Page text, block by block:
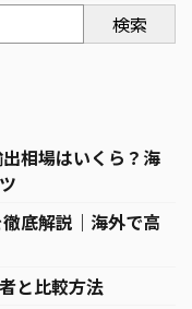
検索
相場はいくら？海
底解説｜海外で高
と比較方法